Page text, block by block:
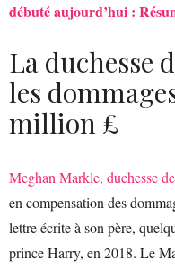
débuté aujourd’hui :
La duchesse
les
million £
Meghan Markle, duchesse
en compensation des
lettre écrite à son père,
prince Harry, en 2018. Le